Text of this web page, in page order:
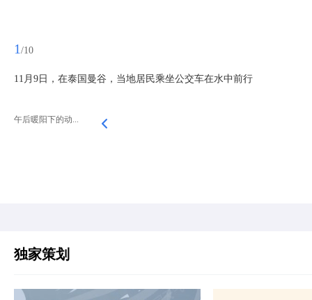
1 /10
11月9日，在泰国曼谷，当地居民乘坐公交车在水中前行
午后暖阳下的动...
独家策划